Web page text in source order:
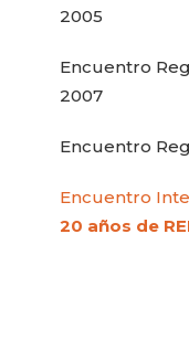
2005
Encuentro
2007
Encuentro
Encuentro
20 años de